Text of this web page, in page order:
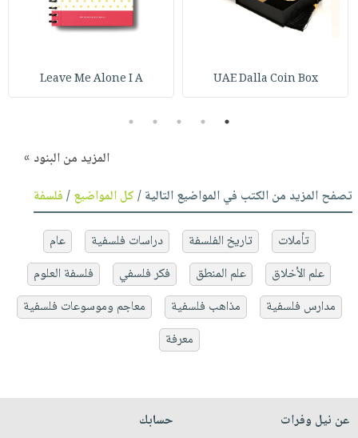
UAE Dalla Coin Box
Leave Me Alone I A
1
2
3
4
5
المزيد من البنود »
تصفح المزيد من الكتب في المواضيع التالية /كل المواضيع/فلسفة
تأملات تاريخ الفلسفة دراسات فلسفية
عام
علم الأخلاق
علم المنطق فكر فلسفي
فلسفة العلوم
مدارس فلسفية
مذاهب فلسفية
معاجم وموسوعات فلسفية
معرفة
عن نيل وفرات
حسابك